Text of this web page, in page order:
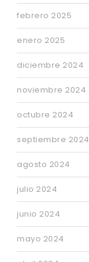
febrero 2025
enero 2025
diciembre 2024
noviembre 2024
octubre 2024
septiembre 2024
agosto 2024
julio 2024
junio 2024
mayo 2024